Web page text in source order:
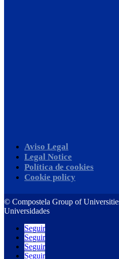
Aviso Legal
Legal Notice
Política de cookies
Cookie policy
© Compostela Group of
Universidades
Seguir
Seguir
Seguir
Seguir